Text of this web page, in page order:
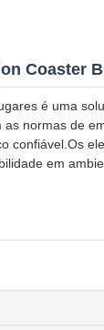
Coaster
é uma
normas de
confiável.Os
em